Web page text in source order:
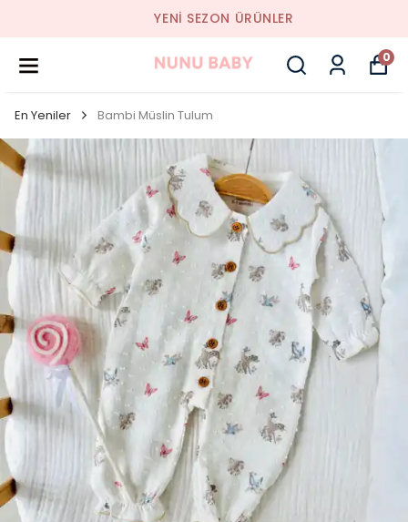
YENI SEZON ÜRÜNLER
0
En Yeniler Bambi Müslin Tulum